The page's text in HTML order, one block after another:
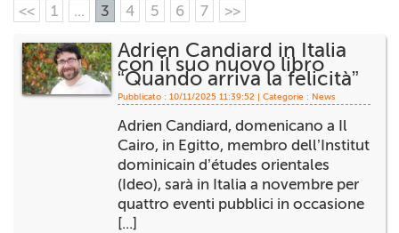
CHIESA
MONDO
+
COLLANE
+
RIVISTE
CEI
<< 1 ... 3 4 5 6 7 >>
Adrien Candiard in Italia
con il suo nuovo libro
“Quando arriva la felicità”
Pubblicato : 10/11/2025 11:39:52 | Categorie : News
Adrien Candiard, domenicano a Il
Cairo, in Egitto, membro dell’Institut
dominicain d’études orientales
(Ideo), sarà in Italia a novembre per
quattro eventi pubblici in occasione
[...]